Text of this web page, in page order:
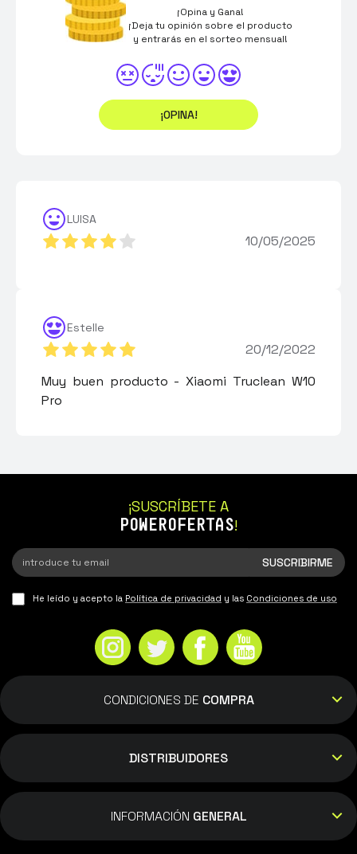
¡Opina y Gana!
¡Deja tu opinión sobre el producto
y entrarás en el sorteo mensual!
¡OPINA!
LUISA
10/05/2025
Estelle
20/12/2022
Muy buen producto - Xiaomi Truclean W10
Pro
¡SUSCRÍBETE A
POWEROFERTAS!
He leído y acepto la Política de privacidad y las Condiciones de uso
CONDICIONES DE COMPRA
DISTRIBUIDORES
INFORMACIÓN GENERAL